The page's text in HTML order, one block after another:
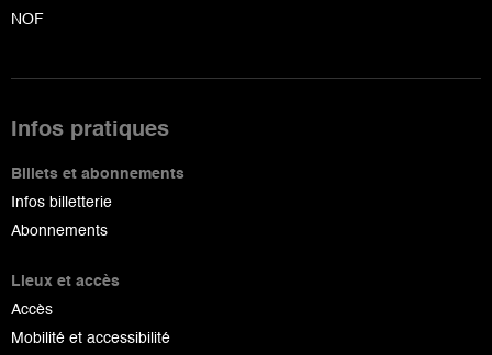
NOF
Infos pratiques
Billets et abonnements
Infos billetterie
Abonnements
Lieux et accès
Accès
Mobilité et accessibilité